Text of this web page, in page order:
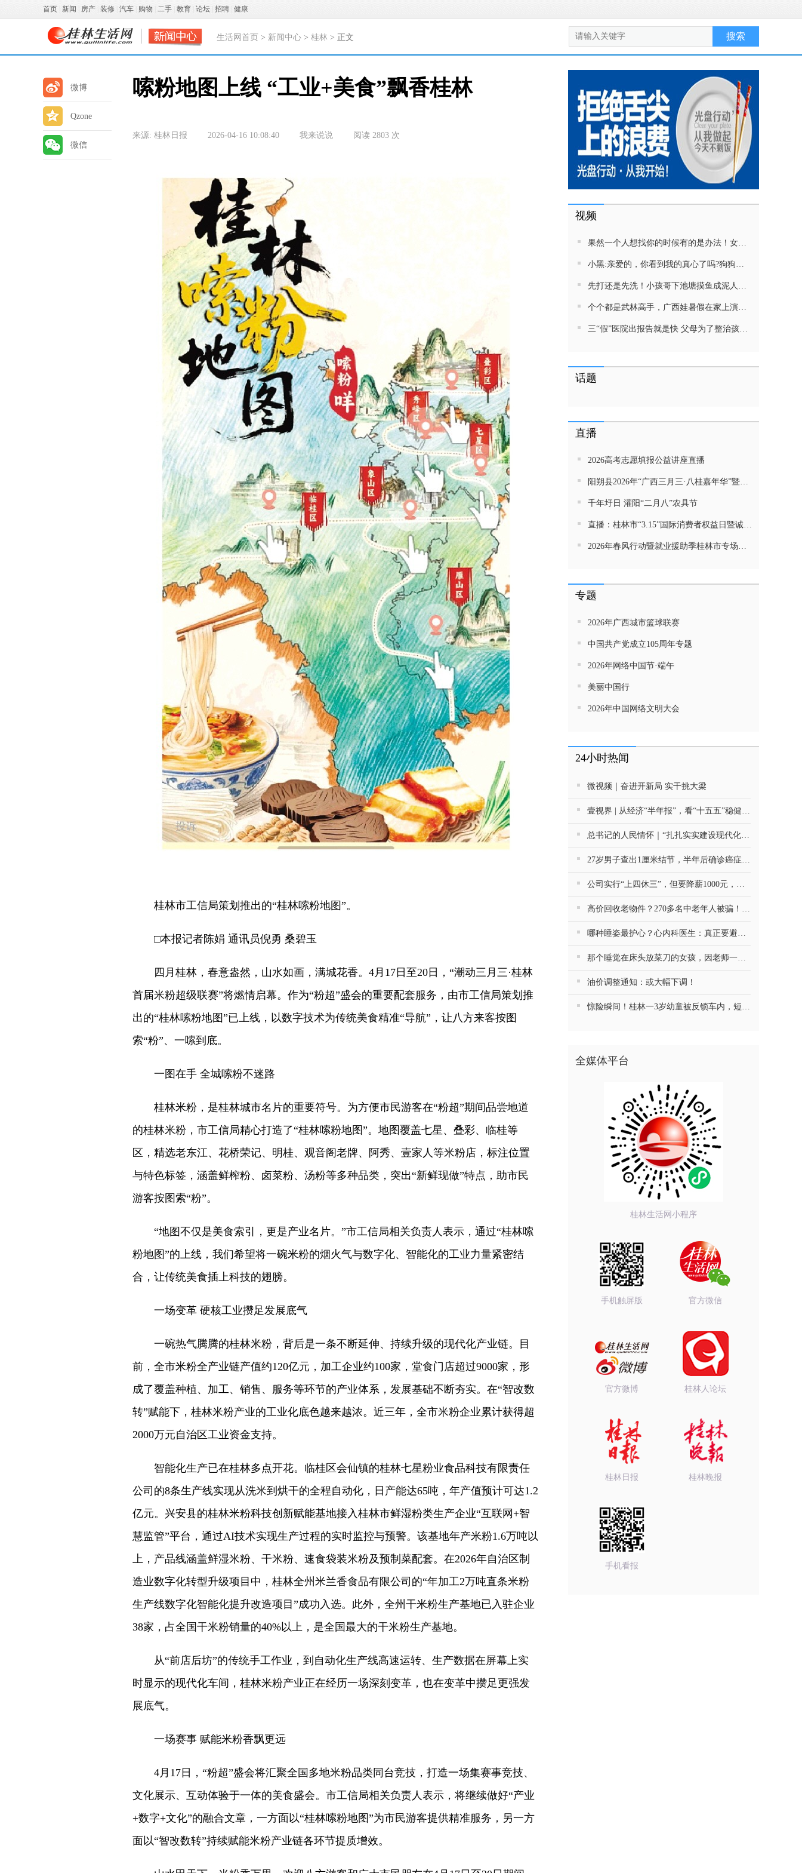
首页 新闻 房产 装修 汽车 购物 二手 教育 论坛 招聘 健康
生活网首页 > 新闻中心 > 桂林 > 正文
微博
Qzone
微信
嗦粉地图上线 “工业+美食”飘香桂林
来源: 桂林日报 2026-04-16 10:08:40 我来说说 阅读 2803 次
桂林市工信局策划推出的“桂林嗦粉地图”。
□本报记者陈娟 通讯员倪勇 桑碧玉
四月桂林，春意盎然，山水如画，满城花香。4月17日至20日，“潮动三月三·桂林
首届米粉超级联赛”将燃情启幕。作为“粉超”盛会的重要配套服务，由市工信局策划推
出的“桂林嗦粉地图”已上线，以数字技术为传统美食精准“导航”，让八方来客按图
索“粉”、一嗦到底。
一图在手 全城嗦粉不迷路
桂林米粉，是桂林城市名片的重要符号。为方便市民游客在“粉超”期间品尝地道
的桂林米粉，市工信局精心打造了“桂林嗦粉地图”。地图覆盖七星、叠彩、临桂等
区，精选老东江、花桥荣记、明桂、观音阁老牌、阿秀、壹家人等米粉店，标注位置
与特色标签，涵盖鲜榨粉、卤菜粉、汤粉等多种品类，突出“新鲜现做”特点，助市民
游客按图索“粉”。
“地图不仅是美食索引，更是产业名片。”市工信局相关负责人表示，通过“桂林嗦
粉地图”的上线，我们希望将一碗米粉的烟火气与数字化、智能化的工业力量紧密结
合，让传统美食插上科技的翅膀。
一场变革 硬核工业攒足发展底气
一碗热气腾腾的桂林米粉，背后是一条不断延伸、持续升级的现代化产业链。目
前，全市米粉全产业链产值约120亿元，加工企业约100家，堂食门店超过9000家，形
成了覆盖种植、加工、销售、服务等环节的产业体系，发展基础不断夯实。在“智改数
转”赋能下，桂林米粉产业的工业化底色越来越浓。近三年，全市米粉企业累计获得超
2000万元自治区工业资金支持。
智能化生产已在桂林多点开花。临桂区会仙镇的桂林七星粉业食品科技有限责任
公司的8条生产线实现从洗米到烘干的全程自动化，日产能达65吨，年产值预计可达1.2
亿元。兴安县的桂林米粉科技创新赋能基地接入桂林市鲜湿粉类生产企业“互联网+智
慧监管”平台，通过AI技术实现生产过程的实时监控与预警。该基地年产米粉1.6万吨以
上，产品线涵盖鲜湿米粉、干米粉、速食袋装米粉及预制菜配套。在2026年自治区制
造业数字化转型升级项目中，桂林全州米兰香食品有限公司的“年加工2万吨直条米粉
生产线数字化智能化提升改造项目”成功入选。此外，全州干米粉生产基地已入驻企业
38家，占全国干米粉销量的40%以上，是全国最大的干米粉生产基地。
从“前店后坊”的传统手工作业，到自动化生产线高速运转、生产数据在屏幕上实
时显示的现代化车间，桂林米粉产业正在经历一场深刻变革，也在变革中攒足更强发
展底气。
一场赛事 赋能米粉香飘更远
4月17日，“粉超”盛会将汇聚全国多地米粉品类同台竞技，打造一场集赛事竞技、
文化展示、互动体验于一体的美食盛会。市工信局相关负责人表示，将继续做好“产业
+数字+文化”的融合文章，一方面以“桂林嗦粉地图”为市民游客提供精准服务，另一方
面以“智改数转”持续赋能米粉产业链各环节提质增效。
视频
果然一个人想找你的时候有的是办法！女生吵架将男友拉黑，结果男友给家里狗打电话了！汪：吵死了，一会就去把号码注销
小黑:亲爱的，你看到我的真心了吗?狗狗雨中等好朋狗不愿离去，网友:确实搞笑，黄黄都有男朋友，你却没有
先打还是先洗！小孩哥下池塘摸鱼成泥人！网友：这才是童年该有的样子，好怀念
个个都是武林高手，广西娃暑假在家上演武侠片，80后90后:以前我们也这样玩
三“假”医院出报告就是快 父母为了整治孩子少吃零食想尽了办法 网友：“又有”笑死我了
话题
直播
2026高考志愿填报公益讲座直播
阳朔县2026年“广西三月三·八桂嘉年华”暨金龙巡游活动直播
千年圩日 灌阳“二月八”农具节
直播：桂林市“3.15”国际消费者权益日暨诚信教育主题活动网民面对面活动
2026年春风行动暨就业援助季桂林市专场招聘活动直播带岗
专题
2026年广西城市篮球联赛
中国共产党成立105周年专题
2026年网络中国节·端午
美丽中国行
2026年中国网络文明大会
24小时热闻
微视频｜奋进开新局 实干挑大梁
壹视界 | 从经济“半年报”，看“十五五”稳健开局
总书记的人民情怀｜“扎扎实实建设现代化产业体系”
27岁男子查出1厘米结节，半年后确诊癌症！这种病很会伪装
公司实行“上四休三”，但要降薪1000元，不接受只能辞职……你愿意吗？
高价回收老物件？270多名中老年人被骗！警方提醒
哪种睡姿最护心？心内科医生：真正要避开的是这一种
那个睡觉在床头放菜刀的女孩，因老师一句“跟我回家”改写了人生
油价调整通知：或大幅下调！
惊险瞬间！桂林一3岁幼童被反锁车内，短短数分钟险窒息…
全媒体平台
桂林生活网小程序
手机触屏版 官方微信
官方微博 桂林人论坛
桂林日报 桂林晚报
手机看报